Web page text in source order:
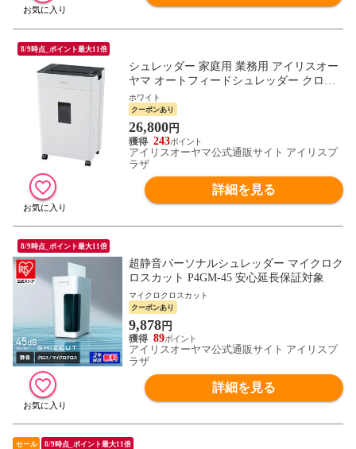
8/9時点_ポイント最大11倍
シュレッダー 家庭用 業務用 アイリスオー
ヤマ オートフィードシュレッダー クロス
カット AFSR100C ホワイト 【安心延長保
証対象】 [家電]
ホワイト
クーポンあり
26,800円
243
アイリスオーヤマ公式通販サイト アイリスプ
ラザ
詳細を見る
8/9時点_ポイント最大11倍
超静音パーソナルシュレッダー マイクロク
ロスカット P4GM-45 安心延長保証対象
マイクロクロスカット
クーポンあり
9,878円
89
アイリスオーヤマ公式通販サイト アイリスプ
ラザ
詳細を見る
セール 8/9時点_ポイント最大11倍